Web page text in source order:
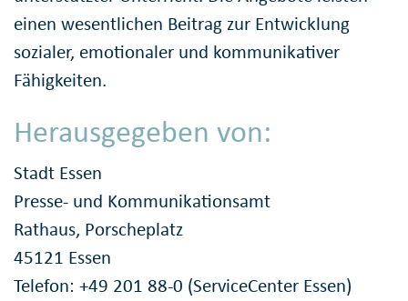
einen wesentlichen Beitrag zur Entwicklung
sozialer, emotionaler und kommunikativer
Fähigkeiten.
Herausgegeben von:
Stadt Essen
Presse- und Kommunikationsamt
Rathaus, Porscheplatz
45121 Essen
Telefon: +49 201 88-0 (ServiceCenter Essen)